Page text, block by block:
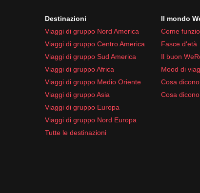
Destinazioni
Viaggi di gruppo Nord America
Viaggi di gruppo Centro America
Viaggi di gruppo Sud America
Viaggi di gruppo Africa
Viaggi di gruppo Medio Oriente
Viaggi di gruppo Asia
Viaggi di gruppo Europa
Viaggi di gruppo Nord Europa
Tutte le destinazioni
Il mondo
Come
Fasce d'età
Il buon
Mood di
Cosa
Cosa